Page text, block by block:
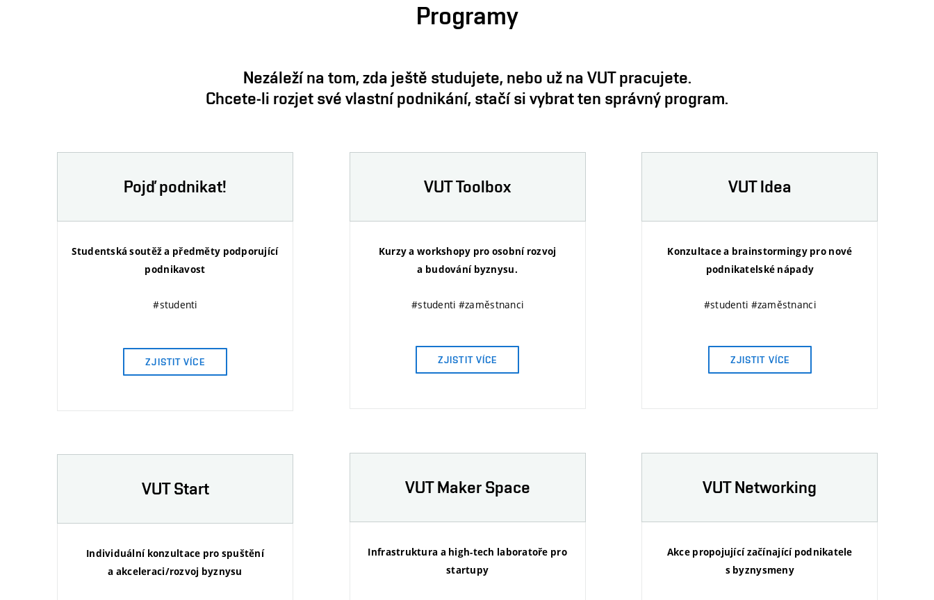
Programy
Nezáleží na tom, zda ještě studujete, nebo už na VUT pracujete.
Chcete-li rozjet své vlastní podnikání, stačí si vybrat ten správný program.
Pojď podnikat!
Studentská soutěž a předměty podporující
podnikavost
#studenti
ZJISTIT VÍCE
VUT Toolbox
Kurzy a workshopy pro osobní rozvoj
a budování byznysu.
#studenti #zaměstnanci
ZJISTIT VÍCE
VUT Idea
Konzultace a brainstormingy pro nové
podnikatelské nápady
#studenti #zaměstnanci
ZJISTIT VÍCE
VUT Start
Individuální konzultace pro spuštění
a akceleraci/rozvoj byznysu
VUT Maker Space
Infrastruktura a high-tech laboratoře pro
startupy
VUT Networking
Akce propojující začínající podnikatele
s byznysmeny